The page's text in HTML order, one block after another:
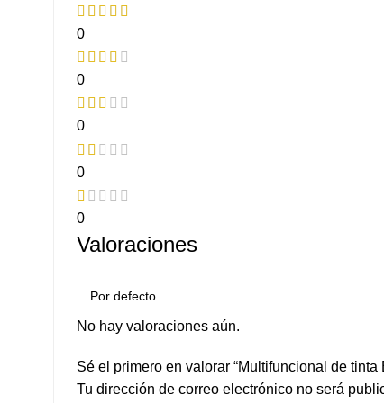
0
0
0
0
0
Valoraciones
No hay valoraciones aún.
Sé el primero en valorar “Multifuncional de
Tu dirección de correo electrónico no será